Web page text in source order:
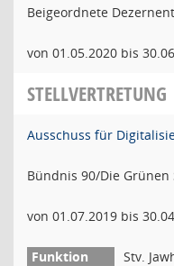
Beigeordnete
von 01.05.2020 bis
STELLVERTRETUNG
Ausschuss für
Bündnis 90/Die
von 01.07.2019 bis
Stv.